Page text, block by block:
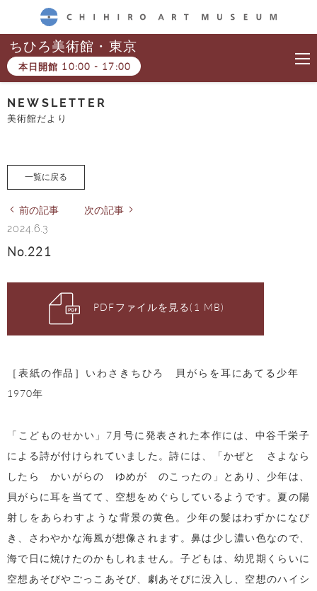
CHIHIRO ART MUSEUM
ちひろ美術館・東京
本日開館 10:00 - 17:00
NEWSLETTER
美術館だより
一覧に戻る
前の記事 次の記事
2024.6.3
No.221
PDFファイルを見る(1 MB)
［表紙の作品］いわさきちひろ 貝がらを耳にあてる少年
1970年
「こどものせかい」7月号に発表された本作には、中谷千栄子
による詩が付けられていました。詩には、「かぜと さよなら
したら かいがらの ゆめが のこったの」とあり、少年は、
貝がらに耳を当てて、空想をめぐらしているようです。夏の陽
射しをあらわすような背景の黄色。少年の髪はわずかになび
き、さわやかな海風が想像されます。鼻は少し濃い色なので、
海で日に焼けたのかもしれません。子どもは、幼児期くらいに
空想あそびやごっこあそび、劇あそびに没入し、空想のハイシ